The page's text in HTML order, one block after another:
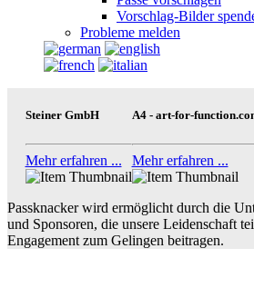
Vorschlag-Bilder
Probleme melden
Steiner GmbH
Mehr erfahren ...
A4 - art-for-
Mehr erfahren ...
Passknacker wird ermöglicht durch die
und Sponsoren, die unsere Leidenschaft
Engagement zum Gelingen beitragen.